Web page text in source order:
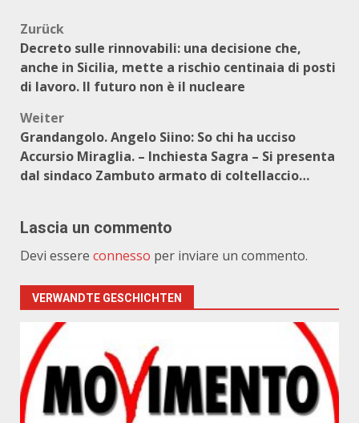
Beitragsnavigation
Zurück
Decreto sulle rinnovabili: una decisione che,
anche in Sicilia, mette a rischio centinaia di posti
di lavoro. Il futuro non è il nucleare
Weiter
Grandangolo. Angelo Siino: So chi ha ucciso
Accursio Miraglia. – Inchiesta Sagra – Si presenta
dal sindaco Zambuto armato di coltellaccio…
Lascia un commento
Devi essere connesso per inviare un commento.
VERWANDTE GESCHICHTEN